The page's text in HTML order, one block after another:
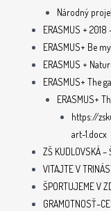
Národný
ERASMUS +
ERASMUS+ Be
ERASMUS +
ERASMUS+ The
ERASMUS+
https://
art-1.docx
ZŠ KUDLOVSKÁ –
VITAJTE V
ŠPORTUJEME V